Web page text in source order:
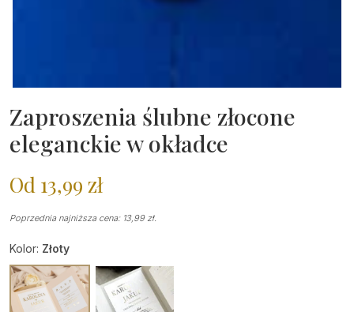
Zaproszenia ślubne złocone
eleganckie w okładce
Od 13,99 zł
Poprzednia najniższa cena: 13,99 zł.
Kolor: Złoty